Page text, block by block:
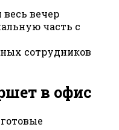
весь вечер
часть с
сотрудников
в офис